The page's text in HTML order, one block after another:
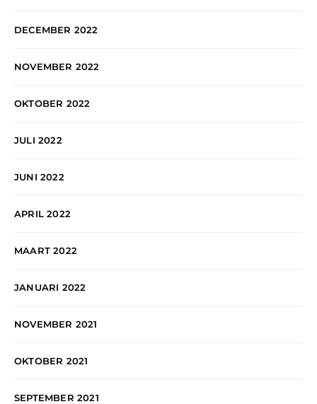
DECEMBER 2022
NOVEMBER 2022
OKTOBER 2022
JULI 2022
JUNI 2022
APRIL 2022
MAART 2022
JANUARI 2022
NOVEMBER 2021
OKTOBER 2021
SEPTEMBER 2021